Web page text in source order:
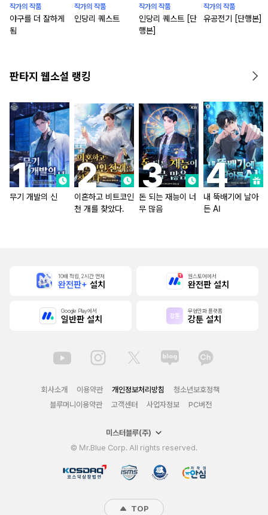
작가의 작품
야구를 더 잘하게
됨
작가의 작품
인당리 퀘스트
작가의 작품
인당리 퀘스트 [단
행본]
작가의 작품
유공전기 [단행본]
판타지 웹소설 랭킹
무기 개발의 신
이혼하고 비트코인
천 개를 찾았다.
돈 되는 재능이 너
무 많음
내 뚝배기에 날아
든 AI
10배 적립, 2시간 먼저
완전판+ 설치
원스토어에서
완전판 설치
Google Play에서
일반판 설치
무협만화 플랫폼
강툰 설치
회사소개 이용약관 개인정보처리방침
청소년보호정책
블루머니이용약관
고객센터 사업자정보 PC버전
미스터블루(주)
© Mr.Blue Corp. All rights reserved.
TOP